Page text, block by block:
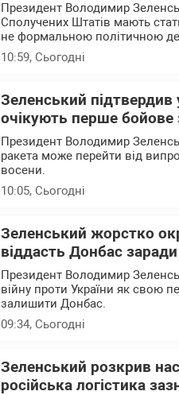
Президент Володимир
Сполучених Штатів мають
не формальною політичною
10:59, Сьогодні
Зеленський підтвердив
очікують перше бойове
Президент Володимир
ракета може перейти від
восени.
10:05, Сьогодні
Зеленський жорстко
віддасть Донбас
Президент Володимир
війну проти України як свою
залишити Донбас.
09:34, Сьогодні
Зеленський розкрив
російська логістика